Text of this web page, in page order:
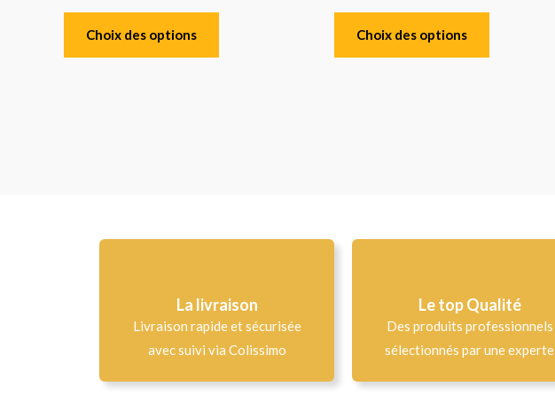
Choix des options Choix des options
La livraison
Livraison rapide et sécurisée
avec suivi via Colissimo
Le top Qualité​
Des produits professionnels
sélectionnés par une experte